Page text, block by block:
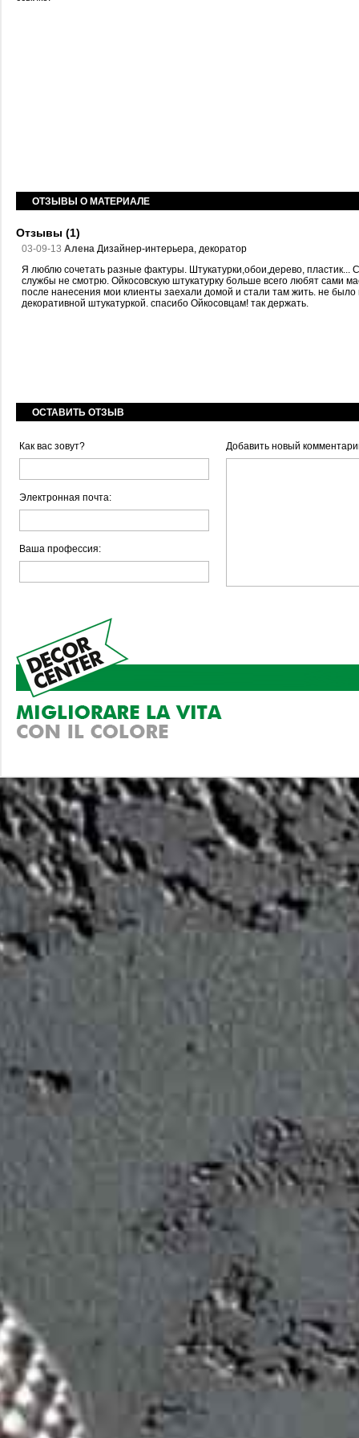
ОТЗЫВЫ О МАТЕРИАЛЕ
Отзывы (1)
03-09-13 Алена Дизайнер-интерьера, декоратор
Я люблю сочетать разные фактуры. Штукатурки,обои,дерево, пластик...
службы не смотрю. Ойкосовскую штукатурку больше всего любят сами
после нанесения мои клиенты заехали домой и стали там жить. не
декоративной штукатуркой. спасибо Ойкосовцам! так держать.
ОСТАВИТЬ ОТЗЫВ
Как вас зовут?
Электронная почта:
Ваша профессия:
Добавить новый